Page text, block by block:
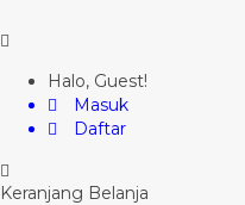
Halo, Guest!
Masuk
Daftar
Keranjang Belanja